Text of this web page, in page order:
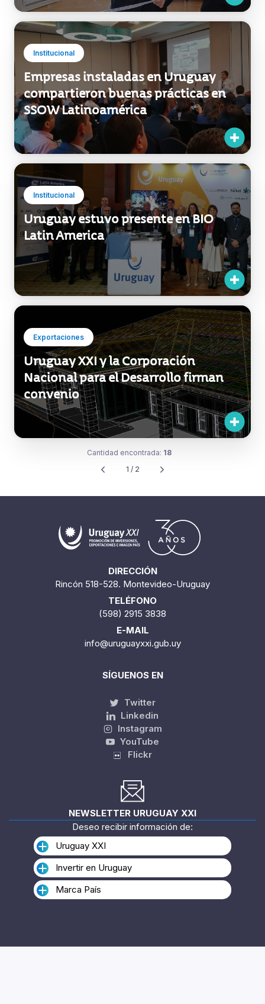
Institucional
Empresas instaladas en Uruguay
compartieron buenas prácticas en
SSOW Latinoamérica
Institucional
Uruguay estuvo presente en BIO
Latin America
Exportaciones
Uruguay XXI y la Corporación
Nacional para el Desarrollo firman
convenio
Cantidad encontrada:18
1 / 2
DIRECCIÓN
Rincón 518-528. Montevideo-Uruguay
TELÉFONO
(598) 2915 3838
E-MAIL
info@uruguayxxi.gub.uy
SÍGUENOS EN
Twitter
Linkedin
Instagram
YouTube
Flickr
NEWSLETTER URUGUAY XXI
Deseo recibir información de:
Uruguay XXI
Invertir en Uruguay
Marca País